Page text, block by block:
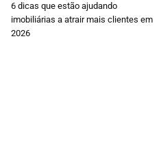
6 dicas que estão ajudando
imobiliárias a atrair mais clientes em
2026